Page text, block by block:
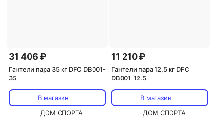
31 406 ₽
Гантели пара 35 кг DFC DB001-
35
В магазин
ДОМ СПОРТА
11 210 ₽
Гантели пара 12,5 кг DFC
DB001-12.5
В магазин
ДОМ СПОРТА